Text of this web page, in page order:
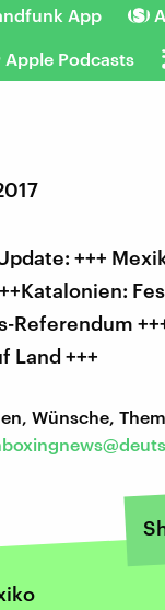
App
Apple Podcasts
+++
Referendum
Land +++
Wünsche,